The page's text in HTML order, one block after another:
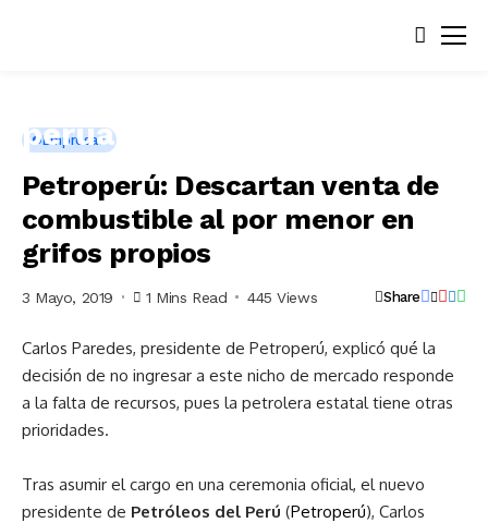
Empresas
Petroperú: Descartan venta de
combustible al por menor en
grifos propios
3 Mayo, 2019 1 Mins Read 445 Views Share
Carlos Paredes, presidente de Petroperú, explicó qué la
decisión de no ingresar a este nicho de mercado responde
a la falta de recursos, pues la petrolera estatal tiene otras
prioridades.
Tras asumir el cargo en una ceremonia oficial, el nuevo
presidente de Petróleos del Perú (Petroperú), Carlos